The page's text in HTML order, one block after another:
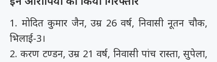
1. मोदित कुमार जैन, उम्र 26 वर्ष, निवासी नूतन चौक,
भिलाई-3।
2. करण टण्डन, उम्र 21 वर्ष, निवासी पांच रास्ता, सुपेला,